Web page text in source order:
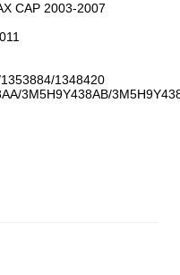
CAP 2003-2007
1348420
3M5H9Y438AB/